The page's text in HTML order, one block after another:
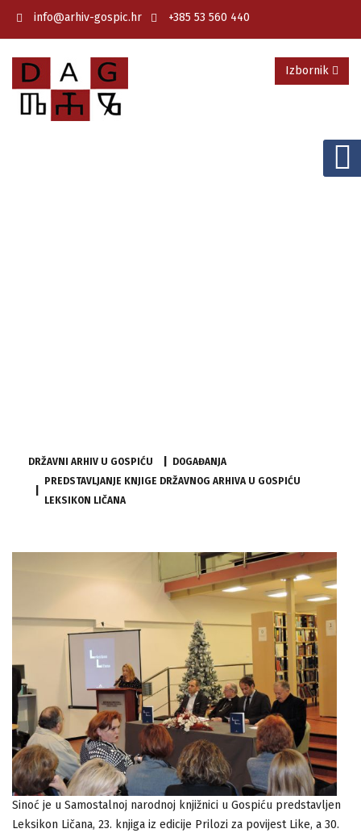
info@arhiv-gospic.hr +385 53 560 440
Izbornik
DRŽAVNI ARHIV U GOSPIĆU
DOGAĐANJA
PREDSTAVLJANJE KNJIGE DRŽAVNOG ARHIVA U GOSPIĆU
LEKSIKON LIČANA
Sinoć je u Samostalnoj narodnoj knjižnici u Gospiću predstavljen
Leksikon Ličana, 23. knjiga iz edicije Prilozi za povijest Like, a 30.